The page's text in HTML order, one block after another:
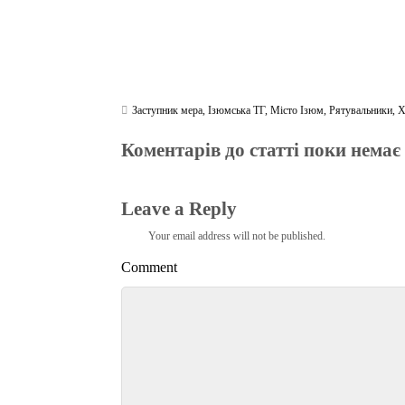
Заступник мера,Ізюмська ТГ,Місто Ізюм,Рятувальники,
Коментарів до статті поки немає
Leave a Reply
Your email address will not be published.
Comment